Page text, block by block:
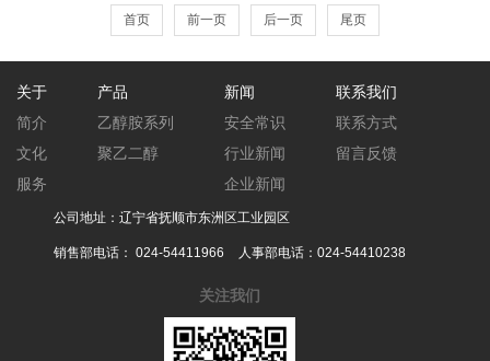
首页 前一页 后一页 尾页
关于
简介
文化
服务
产品
乙醇胺系列
聚乙二醇
新闻
安全常识
行业新闻
企业新闻
联系我们
联系方式
留言反馈
公司地址：辽宁省抚顺市东洲区工业园区
销售部电话： 024-54411966 人事部电话： 024-54410238
关注我们